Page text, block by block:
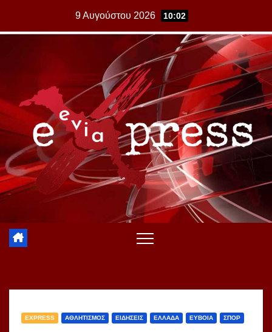
9 Αυγούστου 2026 10:02
EXPRESS ΑΘΛΗΤΙΣΜΟΣ ΕΙΔΗΣΕΙΣ ΕΛΛΑΔΑ ΕΥΒΟΙΑ ΣΠΟΡ